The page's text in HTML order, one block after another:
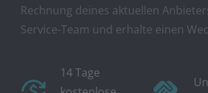
Rechnung deines aktuellen
Service-Team und erhalte einen
14 Tage